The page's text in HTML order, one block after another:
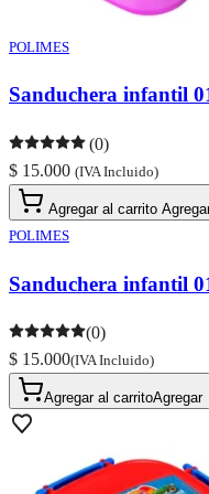
POLIMES
Sanduchera infantil
(0)
$ 15.000 (IVA Incluido)
Agregar al carrito
POLIMES
Sanduchera infantil
(0)
$ 15.000(IVA Incluido)
Agregar al carritoAgregar